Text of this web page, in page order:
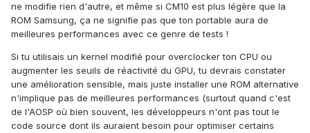
ne modifie rien d'autre, et même si CM10 est plus légère que la
ROM Samsung, ça ne signifie pas que ton portable aura de
meilleures performances avec ce genre de tests !
Si tu utilisais un kernel modifié pour overclocker ton CPU ou
augmenter les seuils de réactivité du GPU, tu devrais constater
une amélioration sensible, mais juste installer une ROM alternative
n'implique pas de meilleures performances (surtout quand c'est
de l'AOSP où bien souvent, les développeurs n'ont pas tout le
code source dont ils auraient besoin pour optimiser certains